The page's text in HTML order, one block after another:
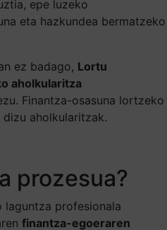
epe luzeko
eta hazkundea bermatzeko
ez badago, Lortu
aholkularitza
Finantza-osasuna lortzeko
aholkularitzak.
prozesua?
laguntza profesionala
finantza-egoeraren